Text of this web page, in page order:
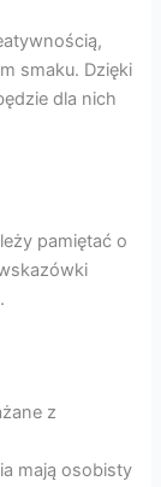
smaku. Dzięki
dla nich
pamiętać o
z
mają osobisty